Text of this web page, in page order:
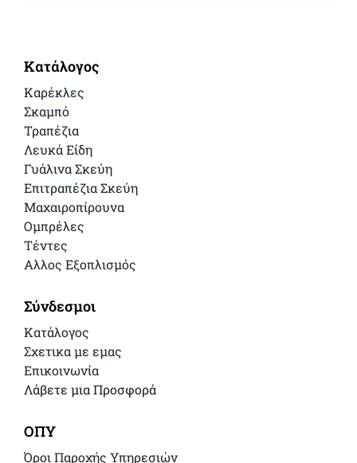
Κατάλογος
Καρέκλες
Σκαμπό
Τραπέζια
Λευκά Είδη
Γυάλινα Σκεύη
Επιτραπέζια Σκεύη
Μαχαιροπίρουνα
Ομπρέλες
Τέντες
Αλλος Εξοπλισμός
Σύνδεσμοι
Κατάλογος
Σχετικα με εμας
Επικοινωνία
Λάβετε μια Προσφορά
ΟΠΥ
Όροι Παροχής Υπηρεσιών